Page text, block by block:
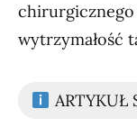
chirurgicznego
wytrzymałość
ARTYKUŁ